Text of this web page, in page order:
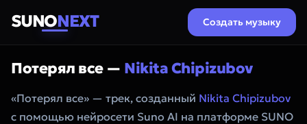
SUNONEXT Создать музыку
Потерял все — Nikita Chipizubov
«Потерял все» — трек, созданный Nikita Chipizubov
с помощью нейросети Suno AI на платформе SUNO